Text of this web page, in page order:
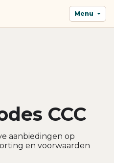
Menu
CCC
aanbiedingen op
en voorwaarden